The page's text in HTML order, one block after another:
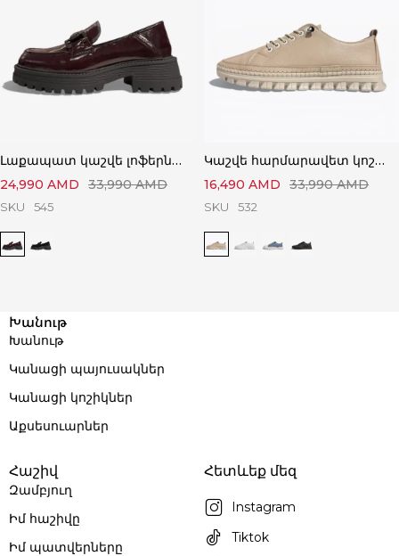
Լաքապատ կաշվե լոֆերներ՝ Կատարյալ Ստիլային
33,990AMD
24,990 AMD
SKU 545
Կաշվե հարմարավետ կոշիկներ՝ Կատարյալ Հարմարավետ
33,990AMD
16,490 AMD
SKU 532
Խանութ
Խանութ
Կանացի պայուսակներ
Կանացի կոշիկներ
Աքսեսուարներ
Հաշիվ
Զամբյուղ
Իմ հաշիվը
Իմ պատվերները
Հետևեք մեզ
Instagram
Tiktok